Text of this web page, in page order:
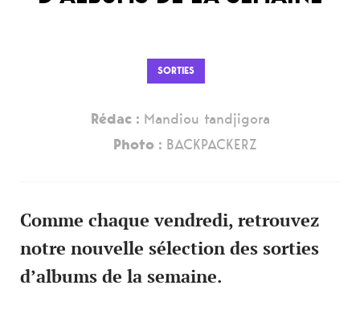
SORTIES
Rédac : Mandiou tandjigora
Photo : BACKPACKERZ
Comme chaque vendredi, retrouvez
notre nouvelle sélection des sorties
d’albums de la semaine.